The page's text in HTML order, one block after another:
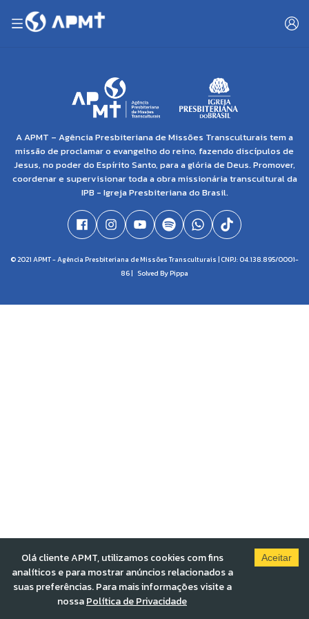
A APMT – Agência Presbiteriana de Missões Transculturais tem a
missão de proclamar o evangelho do reino, fazendo discípulos de
Jesus, no poder do Espírito Santo, para a glória de Deus. Promover,
coordenar e supervisionar toda a obra missionária transcultural da
IPB - Igreja Presbiteriana do Brasil.
© 2021 APMT - Agência Presbiteriana de Missões Transculturais | CNPJ: 04.138.895/0001-
86 | Solved By Pippa
Olá cliente APMT, utilizamos cookies com fins
analíticos e para mostrar anúncios relacionados a
suas preferências. Para mais informações visite a
nossaPolítica de Privacidade
Aceitar